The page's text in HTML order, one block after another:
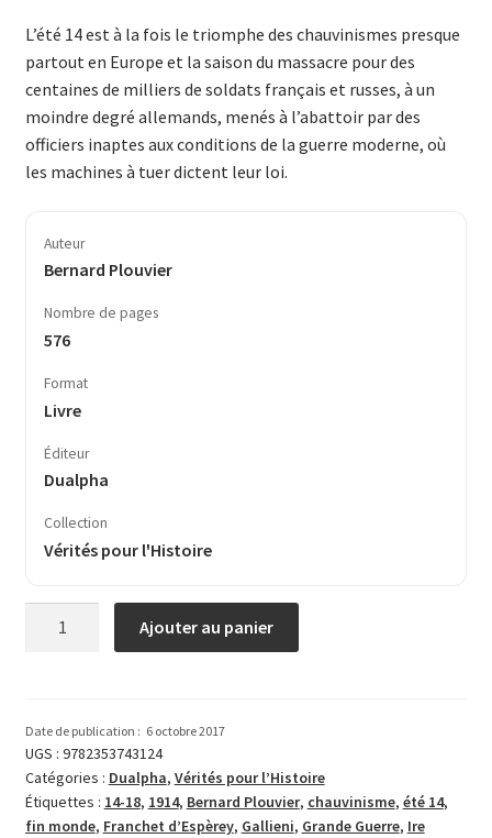
L’été 14 est à la fois le triomphe des chauvinismes presque
partout en Europe et la saison du massacre pour des
centaines de milliers de soldats français et russes, à un
moindre degré allemands, menés à l’abattoir par des
officiers inaptes aux conditions de la guerre moderne, où
les machines à tuer dictent leur loi.
Auteur
Bernard Plouvier
Nombre de pages
576
Format
Livre
Éditeur
Dualpha
Collection
Vérités pour l'Histoire
d’un
monde
Ajouter au panier
Date de publication : 6 octobre 2017
UGS : 9782353743124
Catégories : Dualpha, Vérités pour l’Histoire
Étiquettes : 14-18, 1914, Bernard Plouvier, chauvinisme, été 14,
fin monde, Franchet d’Espèrey, Gallieni, Grande Guerre, Ire